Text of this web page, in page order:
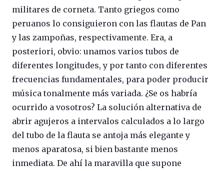
militares de corneta. Tanto griegos como
peruanos lo consiguieron con las flautas de Pan
y las zampoñas, respectivamente. Era, a
posteriori, obvio: unamos varios tubos de
diferentes longitudes, y por tanto con diferentes
frecuencias fundamentales, para poder producir
música tonalmente más variada. ¿Se os habría
ocurrido a vosotros? La solución alternativa de
abrir agujeros a intervalos calculados a lo largo
del tubo de la flauta se antoja más elegante y
menos aparatosa, si bien bastante menos
inmediata. De ahí la maravilla que supone